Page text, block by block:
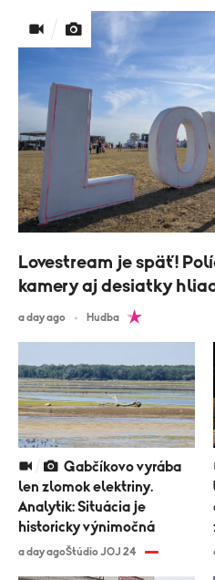
Lovestream je späť!
kamery aj desiatky
a day ago Hudba
len zlomok elektriny.
Analytik: Situácia je
historicky výnimočná
a day agoŠtúdio JOJ 24